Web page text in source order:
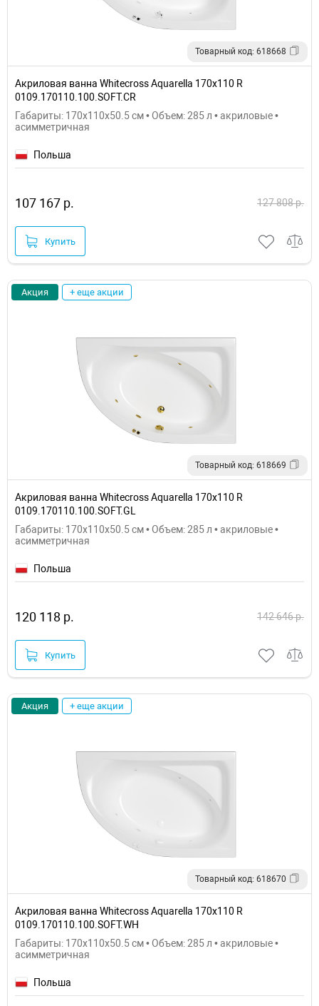
Товарный код: 618668
Акриловая ванна Whitecross Aquarella 170x110 R
0109.170110.100.SOFT.CR
Габариты: 170x110x50.5 см • Объем: 285 л • акриловые •
асимметричная
Польша
107 167 р. 127 808 р.
Купить
Акция + еще акции
Товарный код: 618669
Акриловая ванна Whitecross Aquarella 170x110 R
0109.170110.100.SOFT.GL
Габариты: 170x110x50.5 см • Объем: 285 л • акриловые •
асимметричная
Польша
120 118 р. 142 646 р.
Купить
Акция + еще акции
Товарный код: 618670
Акриловая ванна Whitecross Aquarella 170x110 R
0109.170110.100.SOFT.WH
Габариты: 170x110x50.5 см • Объем: 285 л • акриловые •
асимметричная
Польша